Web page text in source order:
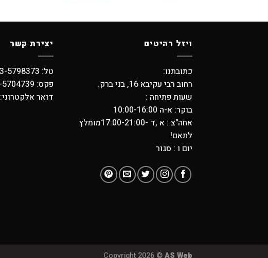
ויזל רהיטים
כתובתנו:
רחוב רבי עקיבא 16, בני ברק.
שעות פתיחה :
בוקר: א-ה 10:00-16:00
אחה"צ : א ,ד -17:00-21:00מומלץ
לתאם!
יום ו : סגור
יצירת קשר
טל: 03-5798373 , 03-6194749
פקס: 03-5704739
דואר אלקטרוני: vizel@vizel.co.il